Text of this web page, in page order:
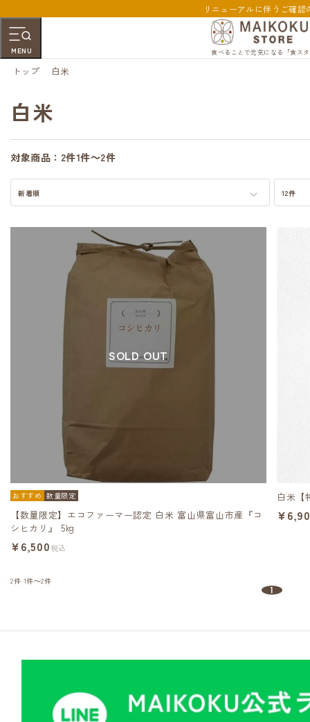
リニューアルに伴うご確認
MENU 食べることで元気になる「食ス
トップ 白米
白米
対象商品： 2件1件～2件
新着順 12件
SOLD OUT
おすすめ 数量限定
【数量限定】エコファーマー認定 白米 富山県富山市産『コ
シヒカリ』 5kg
¥6,500税込
白米【
2件 1件～2件
1